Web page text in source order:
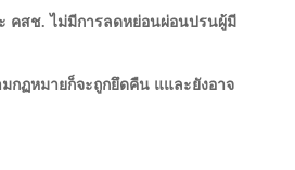
คสช. ไม่มีการลดหย่อนผ่อนปรนผู้มี
กฏหมายก็จะถูกยึดคืน แและยังอาจ